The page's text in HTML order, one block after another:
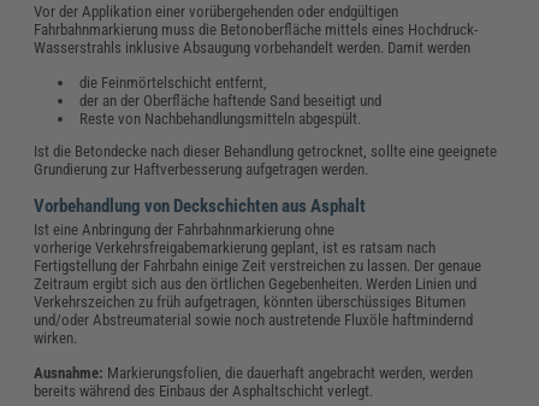
Vor der Applikation einer vorübergehenden oder endgültigen
Fahrbahnmarkierung muss die Betonoberfläche mittels eines Hochdruck-
Wasserstrahls inklusive Absaugung vorbehandelt werden. Damit werden
die Feinmörtelschicht entfernt,
der an der Oberfläche haftende Sand beseitigt und
Reste von Nachbehandlungsmitteln abgespült.
Ist die Betondecke nach dieser Behandlung getrocknet, sollte eine geeignete
Grundierung zur Haftverbesserung aufgetragen werden.
Vorbehandlung von Deckschichten aus Asphalt
Ist eine Anbringung der Fahrbahnmarkierung ohne
vorherige Verkehrsfreigabemarkierung geplant, ist es ratsam nach
Fertigstellung der Fahrbahn einige Zeit verstreichen zu lassen. Der genaue
Zeitraum ergibt sich aus den örtlichen Gegebenheiten. Werden Linien und
Verkehrszeichen zu früh aufgetragen, könnten überschüssiges Bitumen
und/oder Abstreumaterial sowie noch austretende Fluxöle haftmindernd
wirken.
Ausnahme: Markierungsfolien, die dauerhaft angebracht werden, werden
bereits während des Einbaus der Asphaltschicht verlegt.